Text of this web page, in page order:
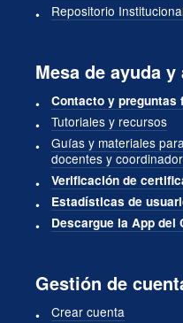
Repositorio
Mesa de ayuda
Contacto y preguntas
Tutoriales y recursos
Guías y materiales
docentes y
Verificación de
Estadísticas de
Descargue la App del
Gestión de
Crear cuenta